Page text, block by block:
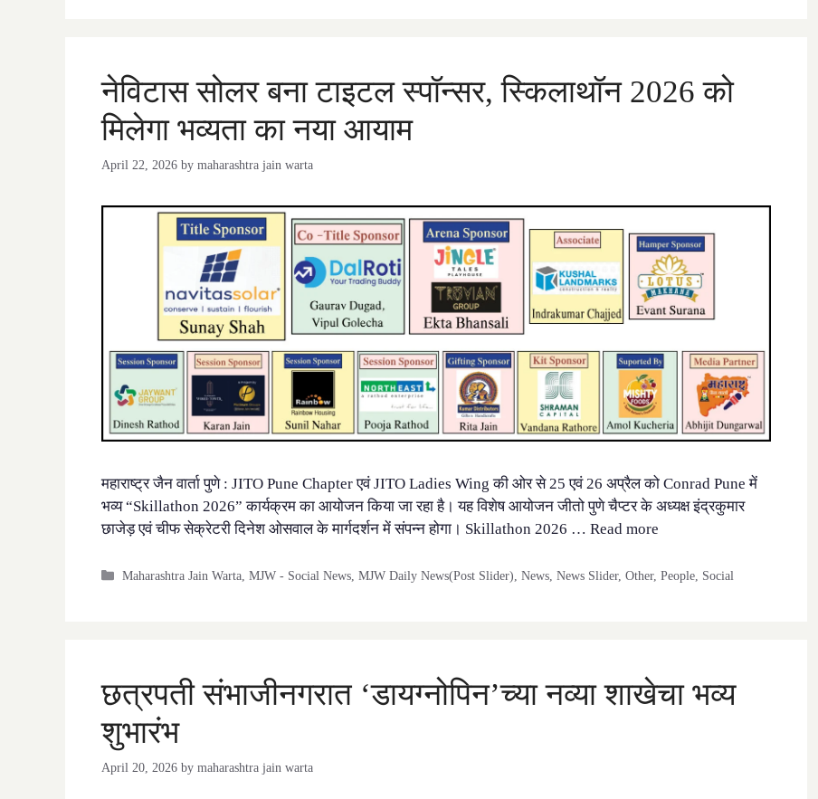
नेविटास सोलर बना टाइटल स्पॉन्सर, स्किलाथॉन 2026 को
मिलेगा भव्यता का नया आयाम
April 22, 2026 by maharashtra jain warta
महाराष्ट्र जैन वार्ता पुणे : JITO Pune Chapter एवं JITO Ladies Wing की ओर से 25 एवं 26 अप्रैल को Conrad Pune में
भव्य “Skillathon 2026” कार्यक्रम का आयोजन किया जा रहा है। यह विशेष आयोजन जीतो पुणे चैप्टर के अध्यक्ष इंद्रकुमार
छाजेड़ एवं चीफ सेक्रेटरी दिनेश ओसवाल के मार्गदर्शन में संपन्न होगा। Skillathon 2026 … Read more
Categories
Maharashtra Jain Warta ,MJW - Social News ,MJW Daily News(Post Slider) ,News ,News Slider,Other,People Social
छत्रपती संभाजीनगरात ‘डायग्नोपिन’च्या नव्या शाखेचा भव्य
शुभारंभ
April 20, 2026 by maharashtra jain warta